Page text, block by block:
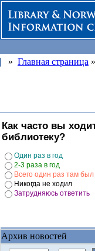
» Главная страница »
Как часто вы
библиотеку?
Один раз в год
2-3 раза в год
Всего один раз там был
Никогда не ходил
Затрудняюсь ответить
Архив новостей